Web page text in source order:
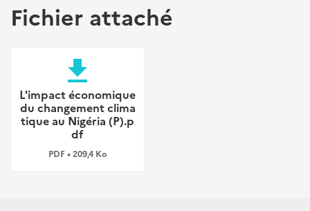
Fichier attaché
file_download
L'impact économique
du changement clima
tique au Nigéria (P).p
df
PDF • 209,4 Ko